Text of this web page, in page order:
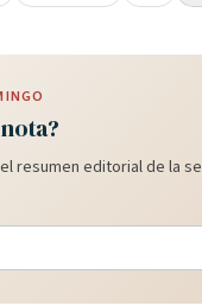
resumen editorial de la